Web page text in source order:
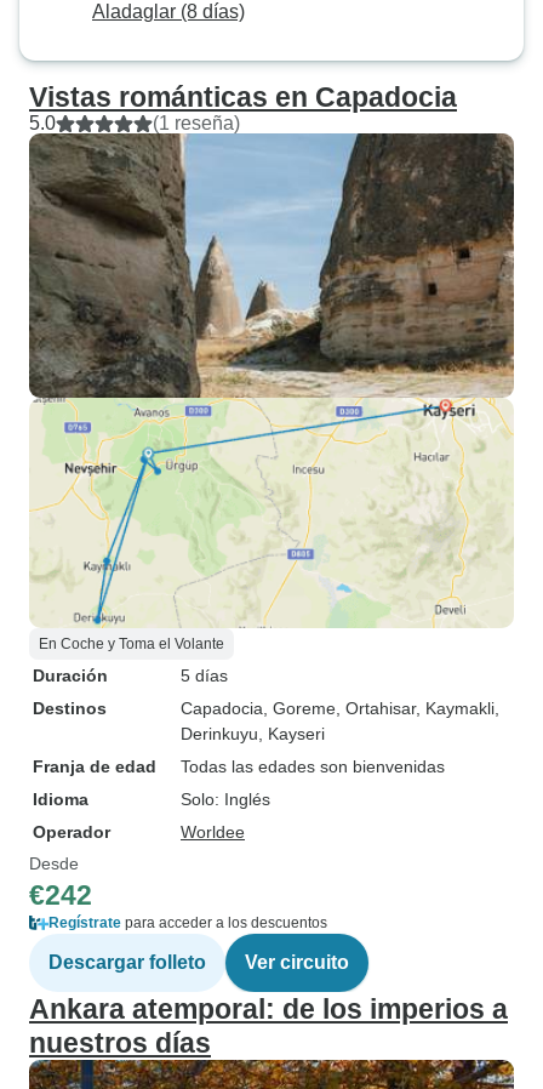
Aladaglar (8 días)
Vistas románticas en Capadocia
5.0 (1 reseña)
En Coche y Toma el Volante
Duración
5 días
Destinos
Capadocia , Goreme , Ortahisar, Kaymakli
Derinkuyu , Kayseri
Franja de edad
Todas las edades son bienvenidas
Idioma
Solo: Inglés
Operador
Worldee
Desde
€242
Regístrate para acceder a los descuentos
Descargar folleto Ver circuito
Ankara atemporal: de los imperios a
nuestros días